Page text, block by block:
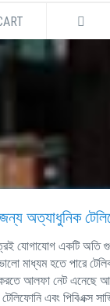
অত্যাধুনিক
যোগাযোগ একটি অতি
মাধ্যম হতে পারে
আলফা নেট এনেছে
এবং পিবিএক্স